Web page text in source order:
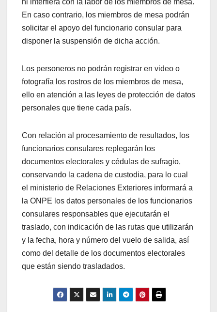
En caso contrario, los miembros de mesa podrán
solicitar el apoyo del funcionario consular para
disponer la suspensión de dicha acción.
Los personeros no podrán registrar en video o
fotografía los rostros de los miembros de mesa,
ello en atención a las leyes de protección de datos
personales que tiene cada país.
Con relación al procesamiento de resultados, los
funcionarios consulares replegarán los
documentos electorales y cédulas de sufragio,
conservando la cadena de custodia, para lo cual
el ministerio de Relaciones Exteriores informará a
la ONPE los datos personales de los funcionarios
consulares responsables que ejecutarán el
traslado, con indicación de las rutas que utilizarán
y la fecha, hora y número del vuelo de salida, así
como del detalle de los documentos electorales
que están siendo trasladados.